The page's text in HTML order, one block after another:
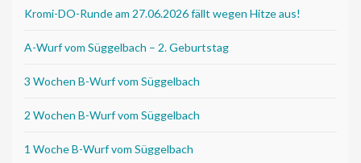
Kromi-DO-Runde am 27.06.2026 fällt wegen Hitze aus!
A-Wurf vom Süggelbach – 2. Geburtstag
3 Wochen B-Wurf vom Süggelbach
2 Wochen B-Wurf vom Süggelbach
1 Woche B-Wurf vom Süggelbach